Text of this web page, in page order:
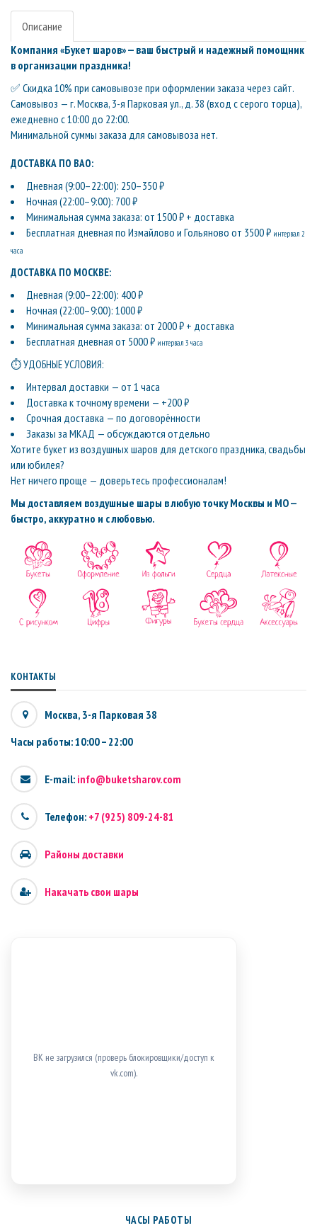
Описание
Компания «Букет шаров» — ваш быстрый и надежный помощник
в организации праздника!
✅ Скидка 10% при самовывозе при оформлении заказа через сайт.
Самовывоз — г. Москва, 3-я Парковая ул., д. 38 (вход с серого торца),
ежедневно с 10:00 до 22:00.
Минимальной суммы заказа для самовывоза нет.
ДОСТАВКА ПО ВАО:
Дневная (9:00–22:00): 250–350 ₽
Ночная (22:00–9:00): 700 ₽
Минимальная сумма заказа: от 1500 ₽ + доставка
Бесплатная дневная по Измайлово и Гольяново от 3500 ₽ интервал 2
часа
ДОСТАВКА ПО МОСКВЕ:
Дневная (9:00–22:00): 400 ₽
Ночная (22:00–9:00): 1000 ₽
Минимальная сумма заказа: от 2000 ₽ + доставка
Бесплатная дневная от 5000 ₽ интервал 3 часа
⏱ УДОБНЫЕ УСЛОВИЯ:
Интервал доставки — от 1 часа
Доставка к точному времени — +200 ₽
Срочная доставка — по договорённости
Заказы за МКАД — обсуждаются отдельно
Хотите букет из воздушных шаров для детского праздника, свадьбы
или юбилея?
Нет ничего проще — доверьтесь профессионалам!
Мы доставляем воздушные шары в любую точку Москвы и МО —
быстро, аккуратно и с любовью.
КОНТАКТЫ
Москва, 3-я Парковая 38
Часы работы: 10:00 – 22:00
E-mail: info@buketsharov.com
Телефон: +7 (925) 809-24-81
Районы доставки
Накачать свои шары
ВК не загрузился (проверь блокировщики/доступ к
vk.com).
ЧАСЫ РАБОТЫ